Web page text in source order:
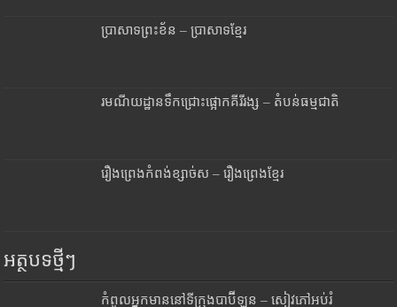
ប្រាសាទព្រះខ័ន – ប្រាសាទខ្មែរ
រមណីយដ្ឋានទឹកជ្រោះផ្អោកគីរីរង្ស – តំបន់ធម្មជាតិ
រឿងព្រេងកំពង់ខ្សាច់ស – រឿងព្រេងខ្មែរ
អត្ថបទថ្មីៗ
កំពូលអ្នកមាននៅទីក្រុងបាប៊ីឡូន – សៀវភៅអប់រំ